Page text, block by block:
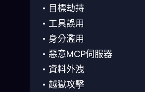
• 目標劫持
• 工具誤用
• 身分濫用
• 惡意MCP伺服器
• 資料外洩
• 越獄攻擊